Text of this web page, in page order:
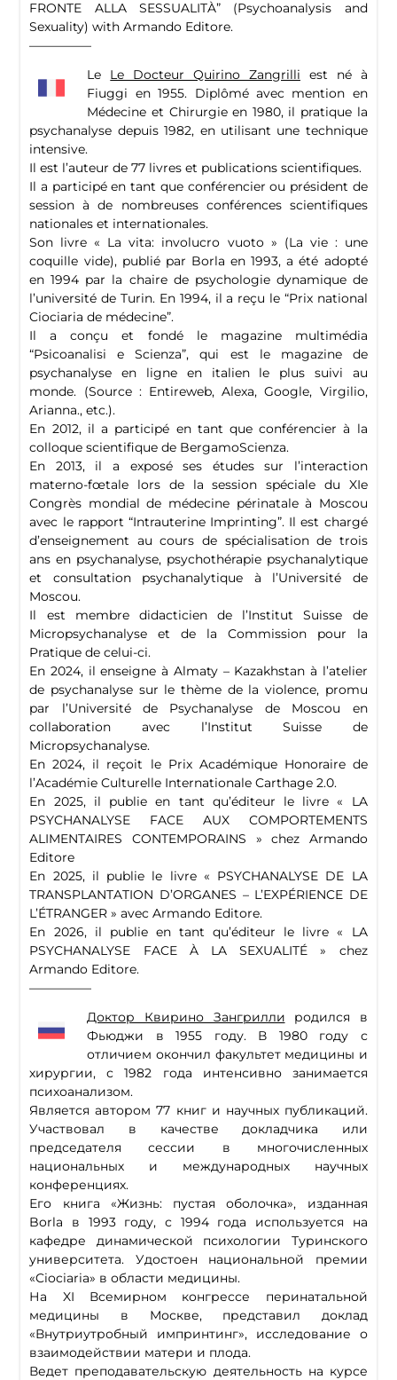
FRONTE ALLA SESSUALITÀ” (Psychoanalysis and
Sexuality) with Armando Editore.
—————
Le Le Docteur Quirino Zangrilli est né à
Fiuggi en 1955. Diplômé avec mention en
Médecine et Chirurgie en 1980, il pratique la
psychanalyse depuis 1982, en utilisant une technique
intensive.
Il est l’auteur de 77 livres et publications scientifiques.
Il a participé en tant que conférencier ou président de
session à de nombreuses conférences scientifiques
nationales et internationales.
Son livre « La vita: involucro vuoto » (La vie : une
coquille vide), publié par Borla en 1993, a été adopté
en 1994 par la chaire de psychologie dynamique de
l’université de Turin. En 1994, il a reçu le “Prix national
Ciociaria de médecine”.
Il a conçu et fondé le magazine multimédia
“Psicoanalisi e Scienza”, qui est le magazine de
psychanalyse en ligne en italien le plus suivi au
monde. (Source : Entireweb, Alexa, Google, Virgilio,
Arianna., etc.).
En 2012, il a participé en tant que conférencier à la
colloque scientifique de BergamoScienza.
En 2013, il a exposé ses études sur l’interaction
materno-fœtale lors de la session spéciale du XIe
Congrès mondial de médecine périnatale à Moscou
avec le rapport “Intrauterine Imprinting”. Il est chargé
d’enseignement au cours de spécialisation de trois
ans en psychanalyse, psychothérapie psychanalytique
et consultation psychanalytique à l’Université de
Moscou.
Il est membre didacticien de l’Institut Suisse de
Micropsychanalyse et de la Commission pour la
Pratique de celui-ci.
En 2024, il enseigne à Almaty – Kazakhstan à l’atelier
de psychanalyse sur le thème de la violence, promu
par l’Université de Psychanalyse de Moscou en
collaboration avec l’Institut Suisse de
Micropsychanalyse.
En 2024, il reçoit le Prix Académique Honoraire de
l’Académie Culturelle Internationale Carthage 2.0.
En 2025, il publie en tant qu’éditeur le livre « LA
PSYCHANALYSE FACE AUX COMPORTEMENTS
ALIMENTAIRES CONTEMPORAINS » chez Armando
Editore
En 2025, il publie le livre « PSYCHANALYSE DE LA
TRANSPLANTATION D’ORGANES – L’EXPÉRIENCE DE
L’ÉTRANGER » avec Armando Editore.
En 2026, il publie en tant qu’éditeur le livre « LA
PSYCHANALYSE FACE À LA SEXUALITÉ » chez
Armando Editore.
—————
Доктор Квирино Зангрилли родился в
Фьюджи в 1955 году. В 1980 году с
отличием окончил факультет медицины и
хирургии, с 1982 года интенсивно занимается
психоанализом.
Является автором 77 книг и научных публикаций.
Участвовал в качестве докладчика или
председателя сессии в многочисленных
национальных и международных научных
конференциях.
Его книга «Жизнь: пустая оболочка», изданная
Borla в 1993 году, с 1994 года используется на
кафедре динамической психологии Туринского
университета. Удостоен национальной премии
«Ciociaria» в области медицины.
На XI Всемирном конгрессе перинатальной
медицины в Москве, представил доклад
«Внутриутробный импринтинг», исследование о
взаимодействии матери и плода.
Ведет преподавательскую деятельность на курсе